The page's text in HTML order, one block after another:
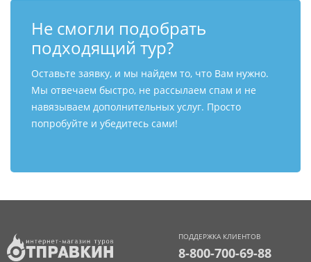
Не смогли подобрать
подходящий тур?
Оставьте заявку, и мы найдем то, что Вам нужно.
Мы отвечаем быстро, не рассылаем спам и не
навязываем дополнительных услуг. Просто
попробуйте и убедитесь сами!
ПОДДЕРЖКА КЛИЕНТОВ
8-800-700-69-88